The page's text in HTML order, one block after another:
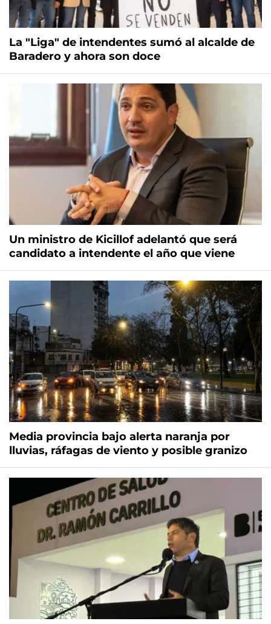
La "Liga" de intendentes sumó al alcalde de
Baradero y ahora son doce
Un ministro de Kicillof adelantó que será
candidato a intendente el año que viene
Media provincia bajo alerta naranja por
lluvias, ráfagas de viento y posible granizo